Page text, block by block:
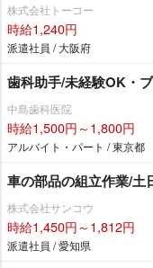
株式会社トーコー
時給1,240円
派遣社員 / 大阪府
歯科助手/未経験OK・
中島歯科医院
時給1,500円～1,800円
アルバイト・パート / 東京都
車の部品の組立作業/土
株式会社サンコウ
時給1,450円～1,812円
派遣社員 / 愛知県